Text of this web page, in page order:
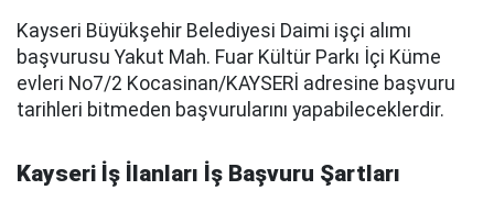
Kayseri Büyükşehir Belediyesi Daimi işçi alımı
başvurusu Yakut Mah. Fuar Kültür Parkı İçi Küme
evleri No7/2 Kocasinan/KAYSERİ adresine başvuru
tarihleri bitmeden başvurularını yapabileceklerdir.
Kayseri İş İlanları İş Başvuru Şartları